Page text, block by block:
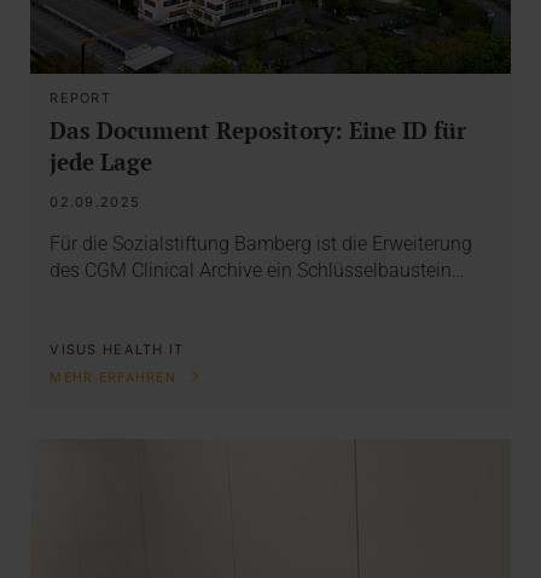
REPORT
Das Document Repository: Eine ID für
jede Lage
02.09.2025
Für die Sozialstiftung Bamberg ist die Erweiterung
des CGM Clinical Archive ein Schlüsselbaustein…
VISUS HEALTH IT
MEHR ERFAHREN